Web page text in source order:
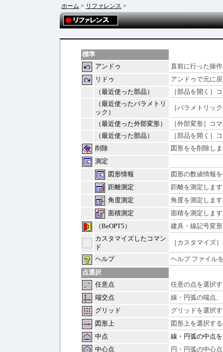
ホーム > リファレンス >
標準
アンドゥ
直前に行った操
リドゥ
アンドゥで元に
（最近使った部品）
［部品を開く］
（最近使ったパラメトリ
ック）
［パラメトリッ
（最近使った外部変形）
［外部変形］コ
（最近使った部品）
［部品を開く］
削除
図形をを削除し
測定
図形情報
図形の数値情報
距離測定
距離を測定しま
角度測定
角度を測定しま
面積測定
面積を測定しま
（BeOPT5）
建具・線記号変
カスタマイズしたコマン
ド
［カスタマイズ
ヘルプ
ヘルプ ファイル
点選択
任意点
任意の点を選択
端交点
線・円弧の端点
グリッド
グリッドを選択
図形上
図形上を選択す
中点
線・円弧の中点
中心点
円・円弧の中心